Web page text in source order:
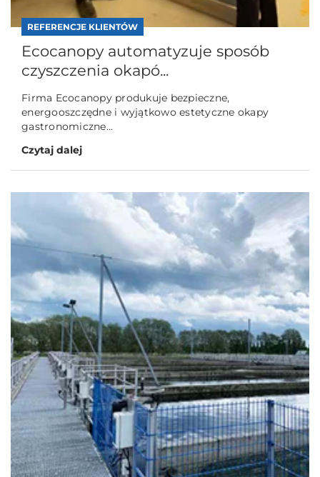
REFERENCJE KLIENTÓW
Ecocanopy automatyzuje sposób
czyszczenia okapó...
Firma Ecocanopy produkuje bezpieczne,
energooszczędne i wyjątkowo estetyczne okapy
gastronomiczne...
Czytaj dalej